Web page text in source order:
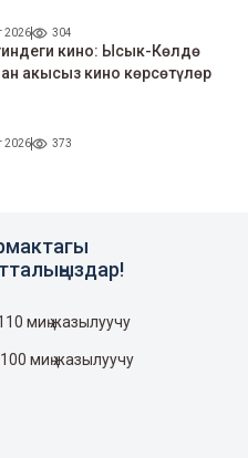
2026 304
кино: Ысык-Көлдө
акысыз кино көрсөтүлөр
2026 373
миң жазылуучу
100 миң жазылуучу